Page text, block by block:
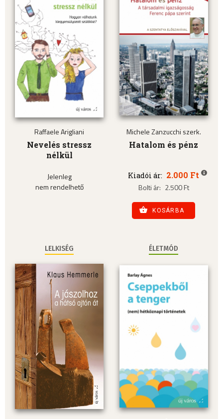
Raffaele Arigliani
Nevelés stressz
nélkül
Jelenleg
nem rendelhető
Michele Zanzucchi szerk.
Hatalom és pénz
Kiadói ár: 2.000 Ft
Bolti ár: 2.500 Ft
KOSÁRBA
LELKISÉG ÉLETMÓD